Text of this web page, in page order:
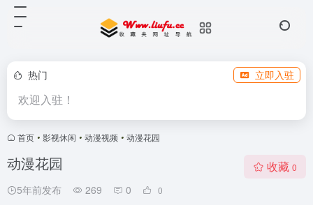
热门 立即入驻
欢迎入驻！
首页 • 影视休闲 • 动漫视频 • 动漫花园
动漫花园
5年前发布 269 0 0
收藏 0